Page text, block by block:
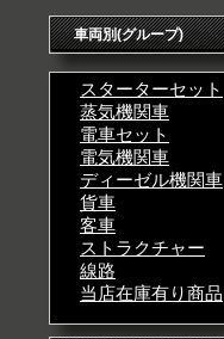
車両別(グループ)
スターターセット
蒸気機関車
電車セット
電気機関車
ディーゼル機関車
貨車
客車
ストラクチャー
線路
当店在庫有り商品